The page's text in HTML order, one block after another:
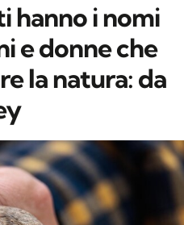
hanno i nomi
e donne che
la natura: da